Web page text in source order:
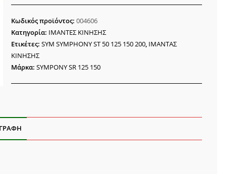
SYMPHONY
SR
200
ST
ποσότητα
Κωδικός προϊόντος:004606
Κατηγορία: ΙΜΑΝΤΕΣ ΚΙΝΗΣΗΣ
Ετικέτες:SYM SYMPHONY ST 50 125 150 200, ΙΜΑΝΤΑΣ
ΚΙΝΗΣΗΣ
Μάρκα:SYMPONY SR 125 150